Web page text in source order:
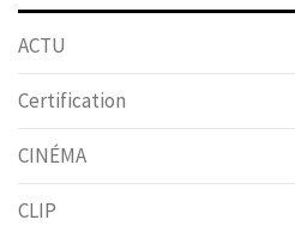
ACTU
Certification
CINÉMA
CLIP